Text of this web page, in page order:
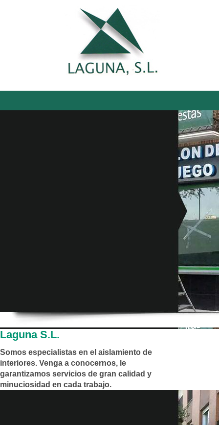
Laguna S.L.
Somos especialistas en el aislamiento de
interiores. Venga a conocernos, le
garantizamos servicios de gran calidad y
minuciosidad en cada trabajo.